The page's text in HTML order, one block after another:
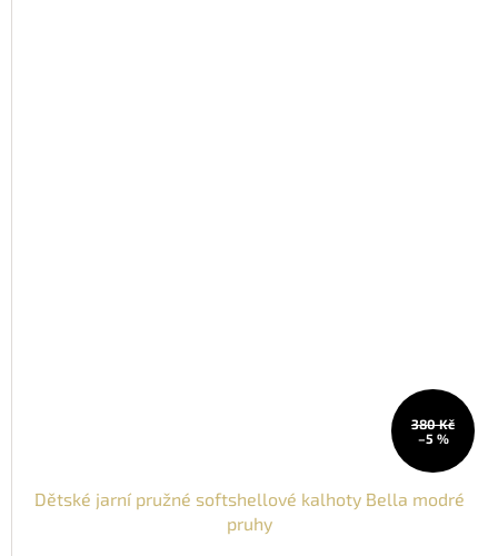
380 Kč
–5 %
Dětské jarní pružné softshellové kalhoty Bella modré
pruhy